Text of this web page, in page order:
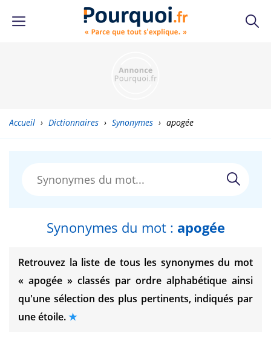
Accueil › Dictionnaires › Synonymes › apogée
Synonymes du mot : apogée
Retrouvez la liste de tous les synonymes du mot
« apogée » classés par ordre alphabétique ainsi
qu'une sélection des plus pertinents, indiqués par
une étoile.